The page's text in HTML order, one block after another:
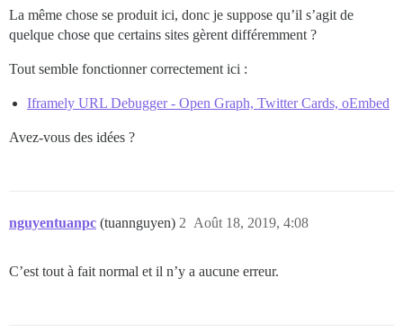
La même chose se produit ici, donc je suppose qu’il s’agit de
quelque chose que certains sites gèrent différemment ?
Tout semble fonctionner correctement ici :
Iframely URL Debugger - Open Graph, Twitter Cards, oEmbed
Avez-vous des idées ?
nguyentuanpc (tuannguyen) Août 18, 2019, 4:08
2
C’est tout à fait normal et il n’y a aucune erreur.